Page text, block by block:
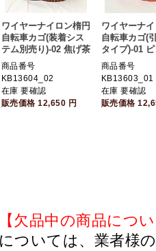
ワイヤーナイロン楕円
自転車カゴ(装着シス
テム別売り)-02 焦げ茶
商品番号
KB13604_02
在庫 要確認
販売価格12,650 円
ワイヤーナ
自転車カゴ(
タイプ)-01
商品番号
KB13603_01
在庫 要確認
販売価格
【欠品中の商品につ
については、業者様